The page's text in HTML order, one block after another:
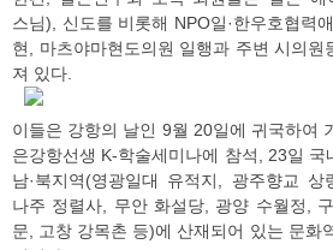
스님), 신도를 비롯해 NPO일·한우호협력
현, 마츠야마현도의원 일행과 주변 시의원
져 있다.
이들은 강항의 날인 9월 20일에 귀국하여
은강항선생 K-학술세미나에 참석, 23일 국
남·북지역(영광일대 유적지, 광주향교 상
나주 정렬사, 무안 화설당, 광양 수월정,
문, 고창 강목촌 등)에 산재되어 있는 문화